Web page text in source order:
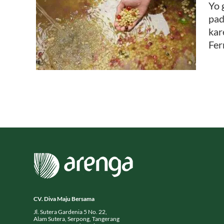
Yo
CV. Diva Maju Bersama
Jl. Sutera Gardenia 5 No. 22,
Alam Sutera, Serpong, Tangerang